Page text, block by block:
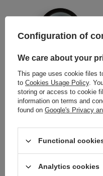
1,86 € / szt.
+ Add to compare
Configuration of
We care about your
This page uses cookie files
to Cookies Usage Policy.
storing or access to cookie
information on terms and
found on Google's Privacy
Functional
Analytics cookies